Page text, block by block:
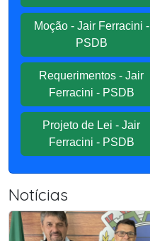
Moção - Jair Ferracini -
PSDB
Requerimentos - Jair
Ferracini - PSDB
Projeto de Lei - Jair
Ferracini - PSDB
Notícias